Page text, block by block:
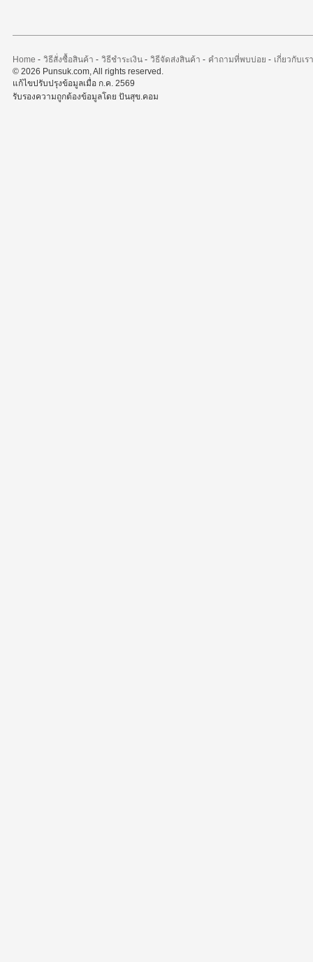
Home - วิธีสั่งซื้อสินค้า - วิธีชำระเงิน- วิธีจัดส่งสินค้า - คำถามที่พบบ่อย - เกี่ยวกับเรา
© 2026 Punsuk.com, All rights reserved.
แก้ไขปรับปรุงข้อมูลเมื่อ ก.ค. 2569
รับรองความถูกต้องข้อมูลโดย ปันสุข.คอม